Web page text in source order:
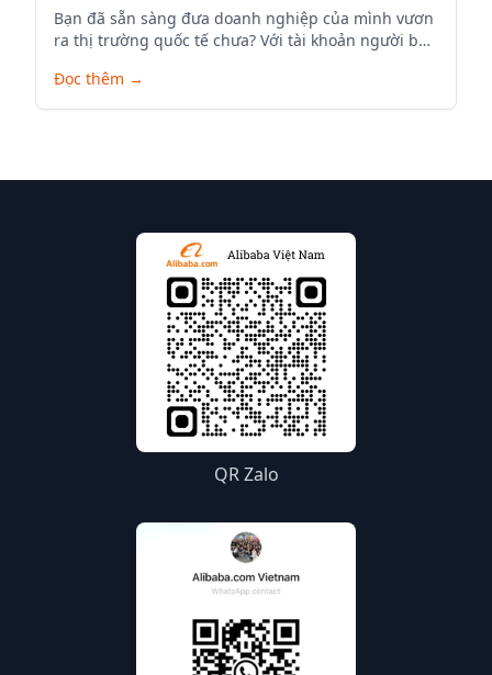
Bạn đã sẵn sàng đưa doanh nghiệp của mình vươn
ra thị trường quốc tế chưa? Với tài khoản người bán
doanh, tiếp cận hàng triệu khách hàng tiềm năng
trên toàn cầu và đưa sản phẩm của mình ra thế
Đọc thêm →
QR Zalo